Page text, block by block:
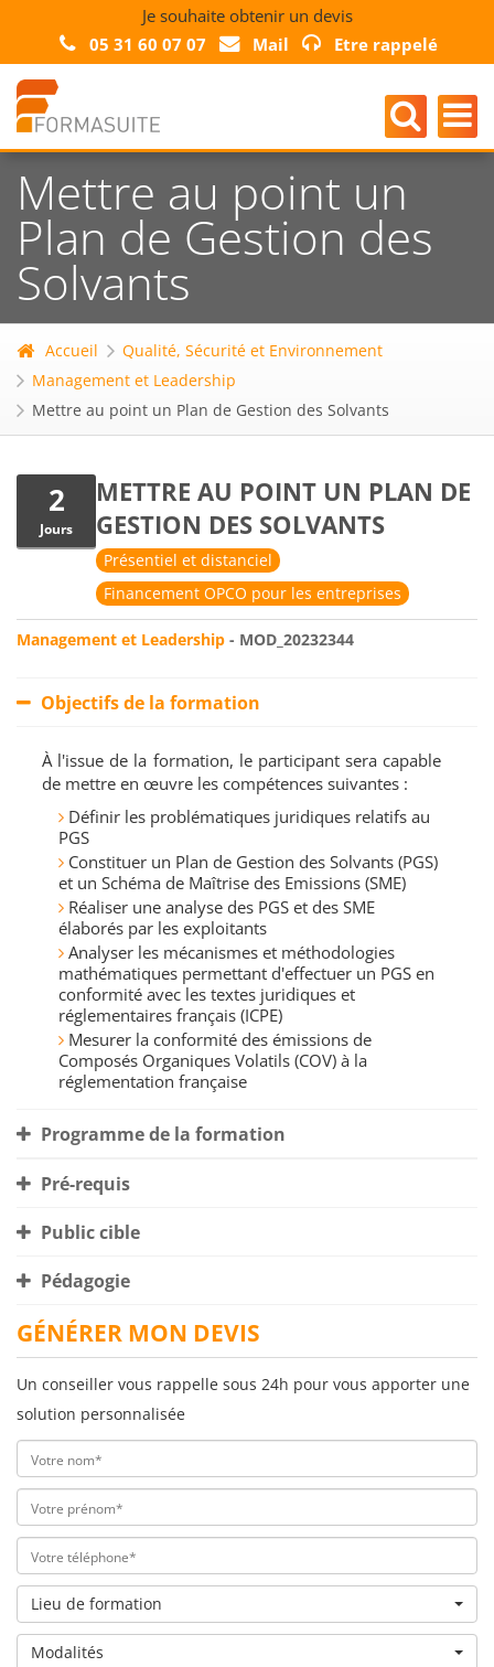
Je souhaite obtenir un devis
05 31 60 07 07
Mail Etre rappelé
Mettre au point un
Plan de Gestion des
Solvants
Accueil
Qualité, Sécurité et Environnement
Management et Leadership
Mettre au point un Plan de Gestion des Solvants
2
Jours
METTRE AU POINT UN PLAN DE
GESTION DES SOLVANTS
Présentiel et distanciel
Financement OPCO pour les entreprises
Management et Leadership - MOD_20232344
Objectifs de la formation
À l'issue de la formation, le participant sera capable
de mettre en œuvre les compétences suivantes :
Définir les problématiques juridiques relatifs au
PGS
Constituer un Plan de Gestion des Solvants (PGS)
et un Schéma de Maîtrise des Emissions (SME)
Réaliser une analyse des PGS et des SME
élaborés par les exploitants
Analyser les mécanismes et méthodologies
mathématiques permettant d'effectuer un PGS en
conformité avec les textes juridiques et
réglementaires français (ICPE)
Mesurer la conformité des émissions de
Composés Organiques Volatils (COV) à la
réglementation française
Programme de la formation
Pré-requis
Public cible
Pédagogie
GÉNÉRER MON DEVIS
Un conseiller vous rappelle sous 24h pour vous apporter une
solution personnalisée
Lieu de formation
Modalités